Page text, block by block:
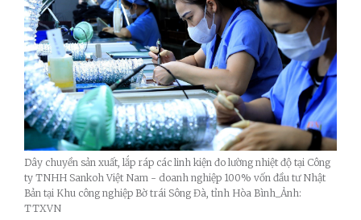
Dây chuyền sản xuất, lắp ráp các linh kiện đo lường nhiệt độ tại Công
ty TNHH Sankoh Việt Nam - doanh nghiệp 100% vốn đầu tư Nhật
Bản tại Khu công nghiệp Bờ trái Sông Đà, tỉnh Hòa Bình_Ảnh:
TTXVN